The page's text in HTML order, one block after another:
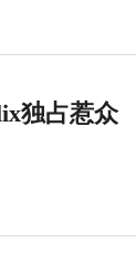
独占惹众